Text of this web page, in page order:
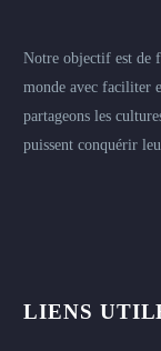
Notre objectif est de
monde avec faciliter
partageons les
puissent conquérir
LIENS